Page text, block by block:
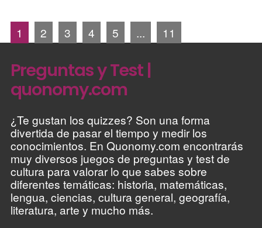
1 2 3 4 5 ... 11
Preguntas y Test |
quonomy.com
¿Te gustan los quizzes? Son una forma
divertida de pasar el tiempo y medir los
conocimientos. En Quonomy.com encontrarás
muy diversos juegos de preguntas y test de
cultura para valorar lo que sabes sobre
diferentes temáticas: historia, matemáticas,
lengua, ciencias, cultura general, geografía,
literatura, arte y mucho más.